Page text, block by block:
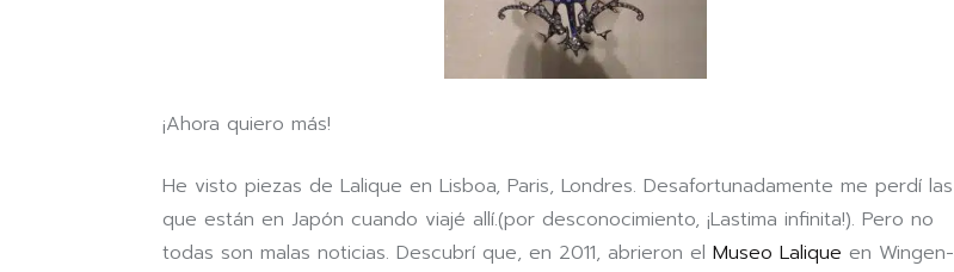
¡Ahora quiero más!
He visto piezas de Lalique en Lisboa, Paris, Londres. Desafortunadamente me perdí las
que están en Japón cuando viajé allí.(por desconocimiento, ¡Lastima infinita!). Pero no
todas son malas noticias. Descubrí que, en 2011, abrieron el Museo Lalique en Wingen-